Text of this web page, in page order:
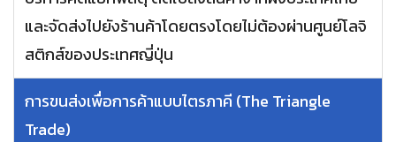
และจัดส่งไปยังร้านค้าโดยตรงโดยไม่ต้องผ่านศูนย์โลจิ
สติกส์ของประเทศญี่ปุ่น
การขนส่งเพื่อการค้าแบบไตรภาคี (The Triangle
Trade)